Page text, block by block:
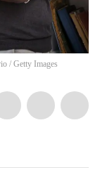
/ Getty Images